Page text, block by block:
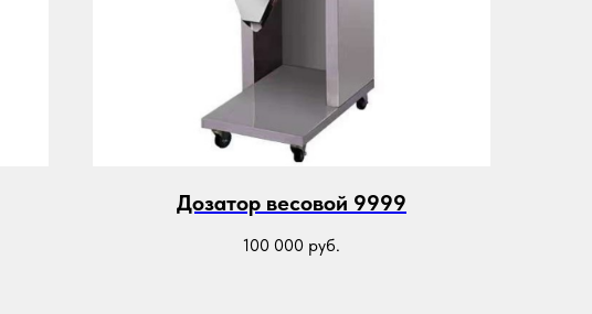
Дозатор весовой 9999
100 000 руб.